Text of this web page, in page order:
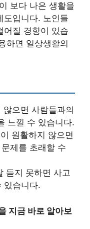
보다 나은 생활을
도입니다. 노인들
어질 경향이 있습
하면 일상생활의
으면 사람들과의
느낄 수 있습니다.
원활하지 않으면
제를 초래할 수
듣지 못하면 사고
있습니다.
지금 바로 알아보